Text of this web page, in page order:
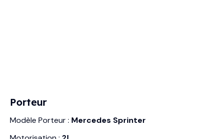
Porteur
Modèle Porteur : Mercedes Sprinter